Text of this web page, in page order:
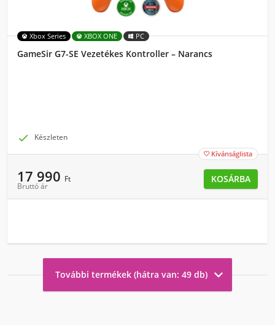
Xbox Series XBOX ONE PC
GameSir G7-SE Vezetékes Kontroller – Narancs
 Készleten
 Kívánságlista
17 990 Ft
Bruttó ár
KOSÁRBA
További termékek (hátra van: 49 db) 